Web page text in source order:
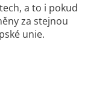
a to i pokud
za stejnou
unie.